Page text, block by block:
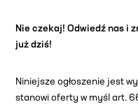
Nie czekaj! Odwiedź nas i
już dziś!
Niniejsze ogłoszenie jest
stanowi oferty w myśl art.